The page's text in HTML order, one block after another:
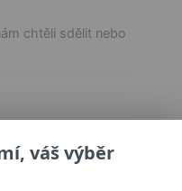
chtěli sdělit nebo
váš výběr